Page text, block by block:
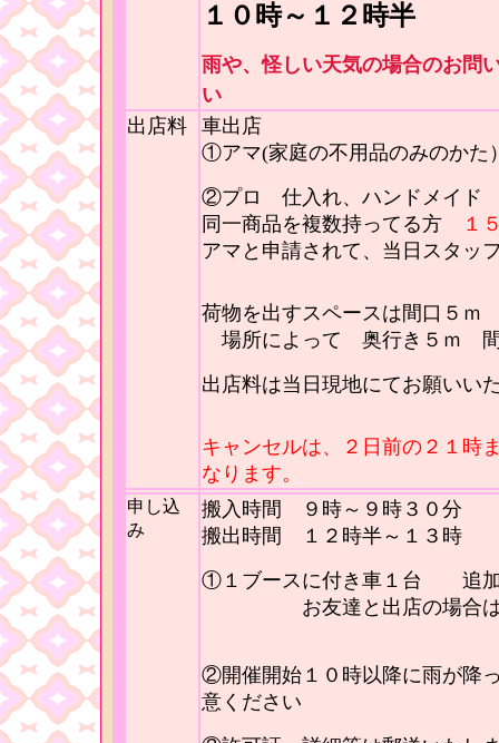
１０時～１２時半
雨や、怪しい天気の場合のお問
い
出店料
車出店
①アマ(家庭の不用品のみのか
②プロ 仕入れ、ハンドメイド
同一商品を複数持ってる方
１
アマと申請されて、当日スタッ
荷物を出すスペースは間口５
場所によって 奥行き５ｍ 間
出店料は当日現地にてお願いい
キャンセルは、２日前の２１
なります。
申し込
み
搬入時間 ９時～９時３０分
搬出時間 １２時半～１３時
①１ブースに付き車１台 追加
お友達と出店の場合は一
②開催開始１０時以降に雨が降
意ください